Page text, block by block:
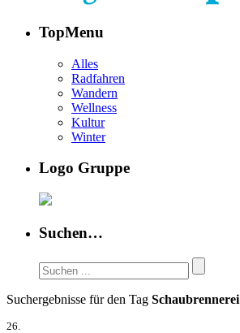
TopMenu
Alles
Radfahren
Wandern
Wellness
Kultur
Winter
Logo Gruppe
Suchen…
Suchergebnisse für den Tag Schaubrennerei
26.